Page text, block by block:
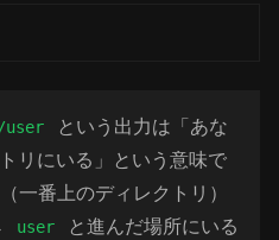
user
という出力は「あな
リにいる」という意味で
一番上のディレクトリ）
user
と進んだ場所にいる